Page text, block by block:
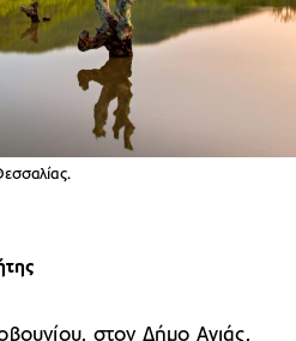
στον Δήμο Αγιάς,